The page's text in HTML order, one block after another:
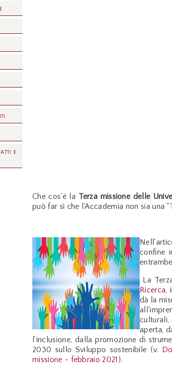
Che cos'è la Terza missione delle
può far sì che l'Accademia non sia una
confine
La
Ricerca,
dà la
culturali,
aperta,
l’inclusione, dalla promozione di
2030 sullo Sviluppo sostenibile (v.
missione - febbraio 2021 ).
e